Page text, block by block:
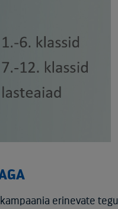
erinevate